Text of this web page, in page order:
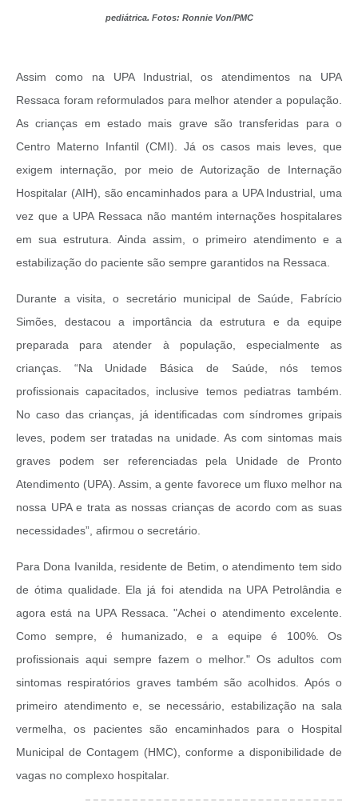
pediátrica. Fotos: Ronnie Von/PMC
Assim como na UPA Industrial, os atendimentos na UPA
Ressaca foram reformulados para melhor atender a população.
As crianças em estado mais grave são transferidas para o
Centro Materno Infantil (CMI). Já os casos mais leves, que
exigem internação, por meio de Autorização de Internação
Hospitalar (AIH), são encaminhados para a UPA Industrial, uma
vez que a UPA Ressaca não mantém internações hospitalares
em sua estrutura. Ainda assim, o primeiro atendimento e a
estabilização do paciente são sempre garantidos na Ressaca.
Durante a visita, o secretário municipal de Saúde, Fabrício
Simões, destacou a importância da estrutura e da equipe
preparada para atender à população, especialmente as
crianças. “Na Unidade Básica de Saúde, nós temos
profissionais capacitados, inclusive temos pediatras também.
No caso das crianças, já identificadas com síndromes gripais
leves, podem ser tratadas na unidade. As com sintomas mais
graves podem ser referenciadas pela Unidade de Pronto
Atendimento (UPA). Assim, a gente favorece um fluxo melhor na
nossa UPA e trata as nossas crianças de acordo com as suas
necessidades”, afirmou o secretário.
Para Dona Ivanilda, residente de Betim, o atendimento tem sido
de ótima qualidade. Ela já foi atendida na UPA Petrolândia e
agora está na UPA Ressaca. "Achei o atendimento excelente.
Como sempre, é humanizado, e a equipe é 100%. Os
profissionais aqui sempre fazem o melhor." Os adultos com
sintomas respiratórios graves também são acolhidos. Após o
primeiro atendimento e, se necessário, estabilização na sala
vermelha, os pacientes são encaminhados para o Hospital
Municipal de Contagem (HMC), conforme a disponibilidade de
vagas no complexo hospitalar.